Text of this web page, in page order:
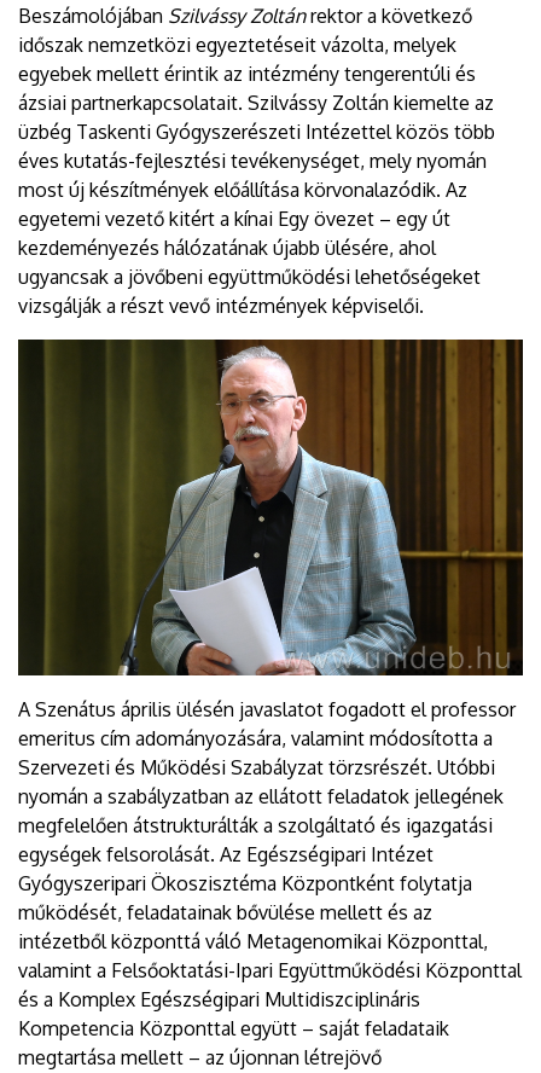
Beszámolójában Szilvássy Zoltánrektor a következő
időszak nemzetközi egyeztetéseit vázolta, melyek
egyebek mellett érintik az intézmény tengerentúli és
ázsiai partnerkapcsolatait. Szilvássy Zoltán kiemelte az
üzbég Taskenti Gyógyszerészeti Intézettel közös több
éves kutatás-fejlesztési tevékenységet, mely nyomán
most új készítmények előállítása körvonalazódik. Az
egyetemi vezető kitért a kínai Egy övezet – egy út
kezdeményezés hálózatának újabb ülésére, ahol
ugyancsak a jövőbeni együttműködési lehetőségeket
vizsgálják a részt vevő intézmények képviselői.
A Szenátus április ülésén javaslatot fogadott el professor
emeritus cím adományozására, valamint módosította a
Szervezeti és Működési Szabályzat törzsrészét. Utóbbi
nyomán a szabályzatban az ellátott feladatok jellegének
megfelelően átstrukturálták a szolgáltató és igazgatási
egységek felsorolását. Az Egészségipari Intézet
Gyógyszeripari Ökoszisztéma Központként folytatja
működését, feladatainak bővülése mellett és az
intézetből központtá váló Metagenomikai Központtal,
valamint a Felsőoktatási-Ipari Együttműködési Központtal
és a Komplex Egészségipari Multidiszciplináris
Kompetencia Központtal együtt – saját feladataik
megtartása mellett – az újonnan létrejövő